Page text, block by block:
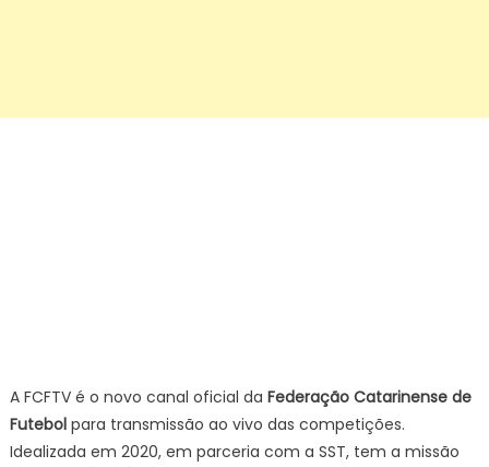
A FCFTV é o novo canal oficial da Federação Catarinense de
Futebolpara transmissão ao vivo das competições.
Idealizada em 2020, em parceria com a SST, tem a missão